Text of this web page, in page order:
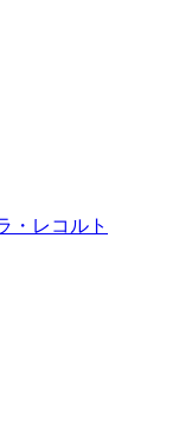
・レコルト